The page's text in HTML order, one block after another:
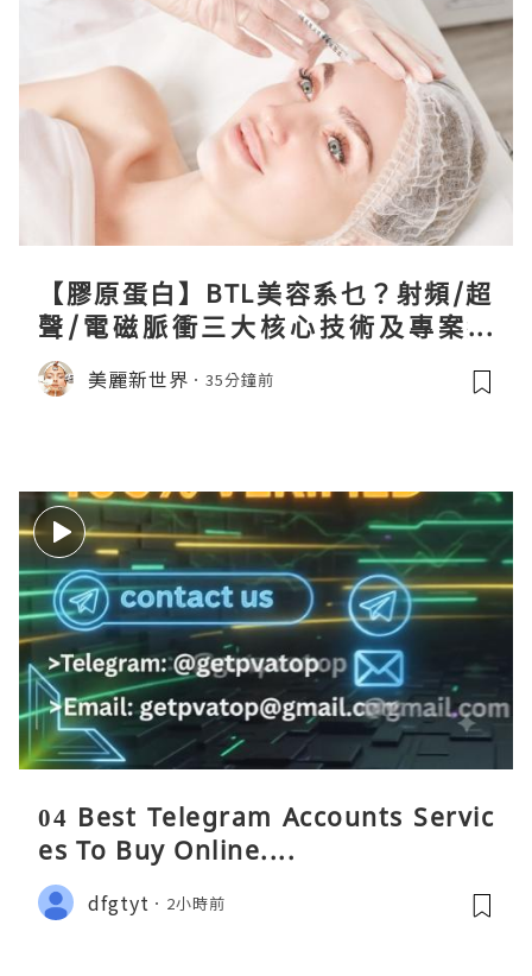
【膠原蛋白】BTL美容系乜？射頻/超
聲/電磁脈衝三大核心技術及專案盤
點！
美麗新世界 35分鐘前
04 Best Telegram Accounts Servic
es To Buy Online....
dfgtyt 2小時前